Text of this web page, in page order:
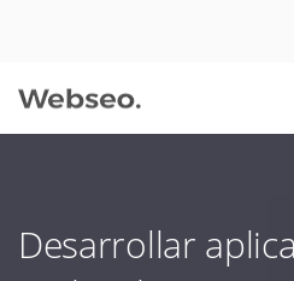
Desarrollar09:30 AM A 18:30